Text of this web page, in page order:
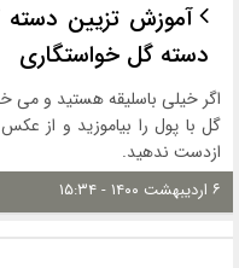
آموزش تزیین
دسته گل خواستگاری
اگر خیلی باسلیقه هستید و می
گل با پول را بیاموزید و از
ازدست ندهید.
۶ اردیبهشت ۱۴۰۰ - ۱۵:۳۴